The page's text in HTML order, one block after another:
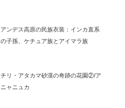
アンデス高原の民族衣装：インカ直系
の子孫、ケチュア族とアイマラ族
チリ・アタカマ砂漠の奇跡の花園②/ア
ニャニュカ